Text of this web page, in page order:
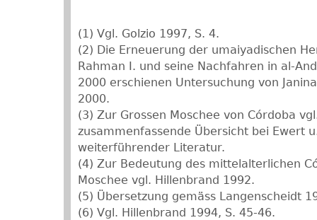
(1) Vgl. Golzio 1997, S. 4.
(2) Die Erneuerung der umaiyadischen
Rahman I. und seine Nachfahren in al-
2000 erschienen Untersuchung von
2000.
(3) Zur Grossen Moschee von Córdoba
zusammenfassende Übersicht bei Ewert
weiterführender Literatur.
(4) Zur Bedeutung des mittelalterlichen
Moschee vgl. Hillenbrand 1992.
(5) Übersetzung gemäss Langenscheidt
(6) Vgl. Hillenbrand 1994, S. 45-46.